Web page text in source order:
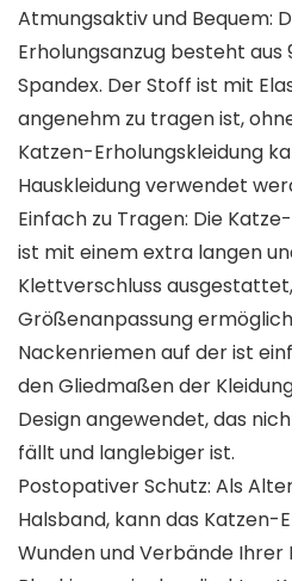
Atmungsaktiv und Bequem:
Erholungsanzug besteht aus
Spandex. Der Stoff ist mit
angenehm zu tragen ist,
Katzen-Erholungskleidung
Hauskleidung verwendet
Einfach zu Tragen: Die
ist mit einem extra langen
Klettverschluss
Größenanpassung
Nackenriemen auf der ist
den Gliedmaßen der
Design angewendet, das
fällt und langlebiger ist.
Postopativer Schutz: Als
Halsband, kann das Katzen-
Wunden und Verbände